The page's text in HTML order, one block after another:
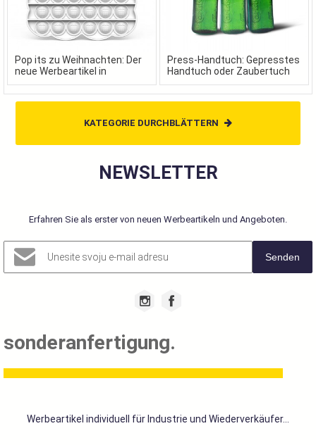
Pop its zu Weihnachten: Der
neue Werbeartikel in
festlichen Formen
Press-Handtuch: Gepresstes
Handtuch oder Zaubertuch
als Werbeartikel
KATEGORIE DURCHBLÄTTERN
NEWSLETTER
Erfahren Sie als erster von neuen Werbeartikeln und Angeboten.
Senden
sonderanfertigung.
Werbeartikel individuell für Industrie und Wiederverkäufer...